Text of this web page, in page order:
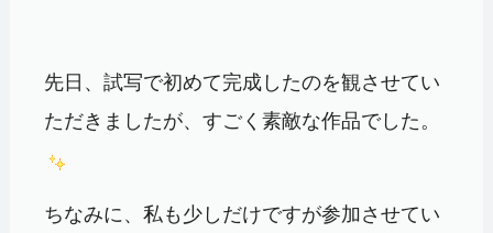
先日、試写で初めて完成したのを観させてい
ただきましたが、すごく素敵な作品でした。
ちなみに、私も少しだけですが参加させてい